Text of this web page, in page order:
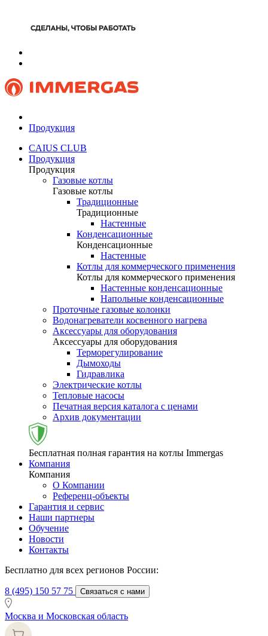
Продукция
CAIUS CLUB
Продукция
Продукция
Газовые котлы
Газовые котлы
Традиционные
Традиционные
Настенные
Конденсационные
Конденсационные
Настенные
Котлы для коммерческого применения
Котлы для коммерческого применения
Настенные конденсационные
Напольные конденсационные
Проточные газовые колонки
Водонагреватели косвенного нагрева
Аксессуары для оборудования
Аксессуары для оборудования
Терморегулирование
Дымоходы
Гидравлика
Электрические котлы
Тепловые насосы
Печатная версия каталога с ценами
Архив документации
Бесплатная полная гарантия на котлы Immergas
Компания
Компания
О Компании
Референц-объекты
Гарантия и сервис
Наши партнеры
Обучение
Новости
Контакты
Бесплатно для всех регионов России:
8 (495) 150 57 75 Связаться с нами
Москва и Московская область